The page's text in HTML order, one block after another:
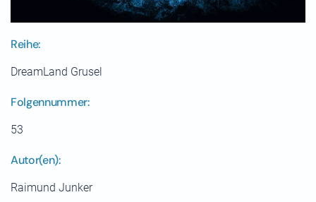
Reihe:
DreamLand Grusel
Folgennummer:
53
Autor(en):
Raimund Junker